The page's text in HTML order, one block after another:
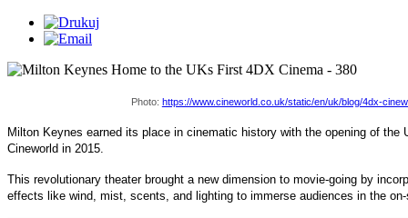
Photo: https://www.cineworld.co.uk/static/en/uk/blog/4dx-
Milton Keynes earned its place in cinematic history with the opening of the
Cineworld in 2015.
This revolutionary theater brought a new dimension to movie-going by
effects like wind, mist, scents, and lighting to immerse audiences in the